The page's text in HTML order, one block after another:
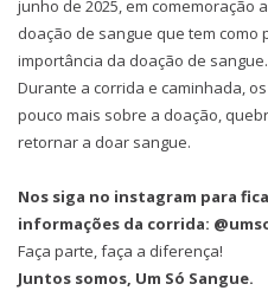
junho de 2025, em comemoração
doação de sangue que tem
importância da doação de sangue.
Durante a corrida e caminhada,
pouco mais sobre a doação,
retornar a doar sangue.
Nos siga no instagram para
informações da corrida:
Faça parte, faça a diferença!
Juntos somos, Um Só Sangue.